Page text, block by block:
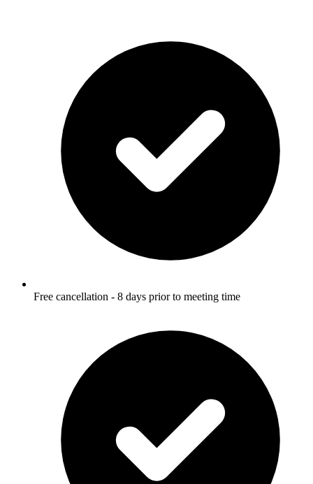
Free cancellation - 8 days prior to meeting time